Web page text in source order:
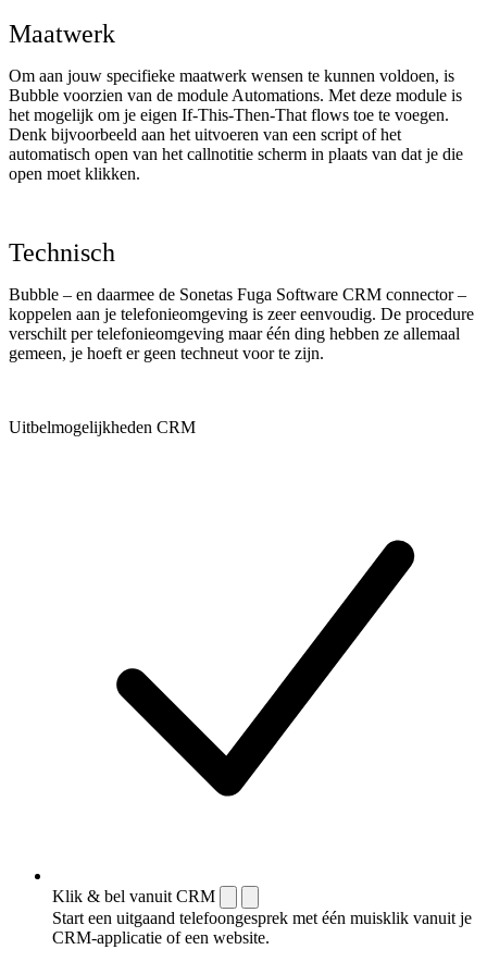
Maatwerk
Om aan jouw specifieke maatwerk wensen te kunnen voldoen, is
Bubble voorzien van de module Automations. Met deze module is
het mogelijk om je eigen If-This-Then-That flows toe te voegen.
Denk bijvoorbeeld aan het uitvoeren van een script of het
automatisch open van het callnotitie scherm in plaats van dat je die
open moet klikken.
Technisch
Bubble – en daarmee de Sonetas Fuga Software CRM connector –
koppelen aan je telefonieomgeving is zeer eenvoudig. De procedure
verschilt per telefonieomgeving maar één ding hebben ze allemaal
gemeen, je hoeft er geen techneut voor te zijn.
Uitbelmogelijkheden CRM
Klik & bel vanuit CRM
Start een uitgaand telefoongesprek met één muisklik vanuit je
CRM-applicatie of een website.